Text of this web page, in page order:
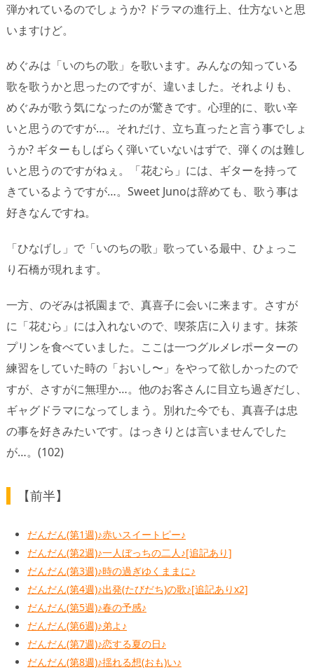
弾かれているのでしょうか? ドラマの進行上、仕方ないと思
いますけど。
めぐみは「いのちの歌」を歌います。みんなの知っている
歌を歌うかと思ったのですが、違いました。それよりも、
めぐみが歌う気になったのが驚きです。心理的に、歌い辛
いと思うのですが…。それだけ、立ち直ったと言う事でしょ
うか? ギターもしばらく弾いていないはずで、弾くのは難し
いと思うのですがねぇ。「花むら」には、ギターを持って
きているようですが…。Sweet Junoは辞めても、歌う事は
好きなんですね。
「ひなげし」で「いのちの歌」歌っている最中、ひょっこ
り石橋が現れます。
一方、のぞみは祇園まで、真喜子に会いに来ます。さすが
に「花むら」には入れないので、喫茶店に入ります。抹茶
プリンを食べていました。ここは一つグルメレポーターの
練習をしていた時の「おいし〜」をやって欲しかったので
すが、さすがに無理か…。他のお客さんに目立ち過ぎだし、
ギャグドラマになってしまう。別れた今でも、真喜子は忠
の事を好きみたいです。はっきりとは言いませんでした
が…。(102)
【前半】
だんだん(第1週)♪赤いスイートピー♪
だんだん(第2週)♪一人ぼっちの二人♪[追記あり]
だんだん(第3週)♪時の過ぎゆくままに♪
だんだん(第4週)♪出発(たびだち)の歌♪[追記ありx2]
だんだん(第5週)♪春の予感♪
だんだん(第6週)♪弟よ♪
だんだん(第7週)♪恋する夏の日♪
だんだん(第8週)♪揺れる想(おも)い♪